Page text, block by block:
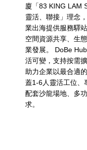
廈「83 KING LAM
靈活、聯接」理念
業出海提供服務驛
空間資源共享、生
業發展。 DoBe
活可變，支持按需
助力企業以最合適
蓋1-6人靈活工位、
配套沙龍場地、多
求。